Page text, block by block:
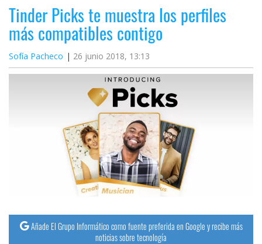
Ofertas
Apps
Redes
Plataformas
Trucos
Tinder Picks te muestra los perfiles
más compatibles contigo
Sofía Pacheco 26 junio 2018, 13:13
Añade El Grupo Informático como fuente preferida en Google y recibe más
noticias sobre tecnología